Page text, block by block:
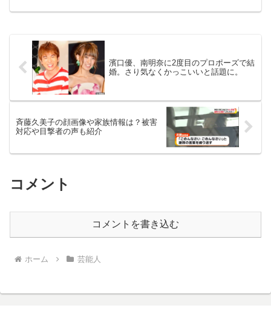
濱口優、南明奈に2度目のプロポーズで結
婚。さり気なくかっこいいと話題に。
斉藤久美子の顔画像や家族情報は？被害
対応や目撃者の声も紹介
コメント
コメントを書き込む
ホーム 芸能人